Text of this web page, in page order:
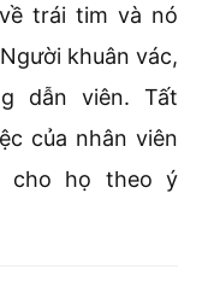
trái tim và nó
khuân vác,
dẫn viên. Tất
của nhân viên
cho họ theo ý